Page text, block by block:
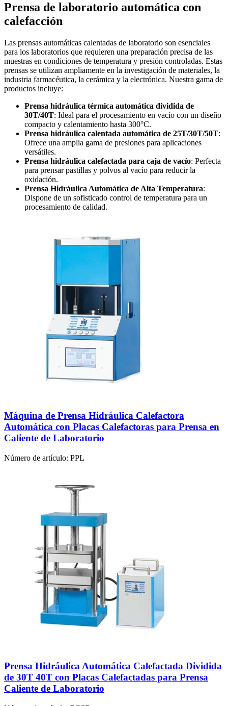
Prensa de laboratorio automática con
calefacción
Las prensas automáticas calentadas de laboratorio son esenciales
para los laboratorios que requieren una preparación precisa de las
muestras en condiciones de temperatura y presión controladas. Estas
prensas se utilizan ampliamente en la investigación de materiales, la
industria farmacéutica, la cerámica y la electrónica. Nuestra gama de
productos incluye:
Prensa hidráulica térmica automática dividida de
30T/40T: Ideal para el procesamiento en vacío con un diseño
compacto y calentamiento hasta 300°C.
Prensa hidráulica calentada automática de 25T/30T/50T:
Ofrece una amplia gama de presiones para aplicaciones
versátiles.
Prensa hidráulica calefactada para caja de vacío: Perfecta
para prensar pastillas y polvos al vacío para reducir la
oxidación.
Prensa Hidráulica Automática de Alta Temperatura:
Dispone de un sofisticado control de temperatura para un
procesamiento de calidad.
Máquina de Prensa Hidráulica Calefactora
Automática con Placas Calefactoras para Prensa en
Caliente de Laboratorio
Número de artículo: PPL
Prensa Hidráulica Automática Calefactada Dividida
de 30T 40T con Placas Calefactadas para Prensa
Caliente de Laboratorio